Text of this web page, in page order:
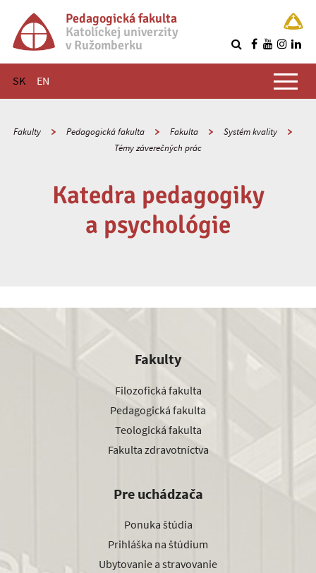
Pedagogická fakulta
Katolíckej univerzity
v Ružomberku
SK EN
Hlavné menu
Fakulty Pedagogická fakulta Fakulta
Systém kvality
Témy záverečných prác
Katedra pedagogiky
a psychológie
Fakulty
Filozofická fakulta
Pedagogická fakulta
Teologická fakulta
Fakulta zdravotníctva
Pre uchádzača
Ponuka štúdia
Prihláška na štúdium
Ubytovanie a stravovanie